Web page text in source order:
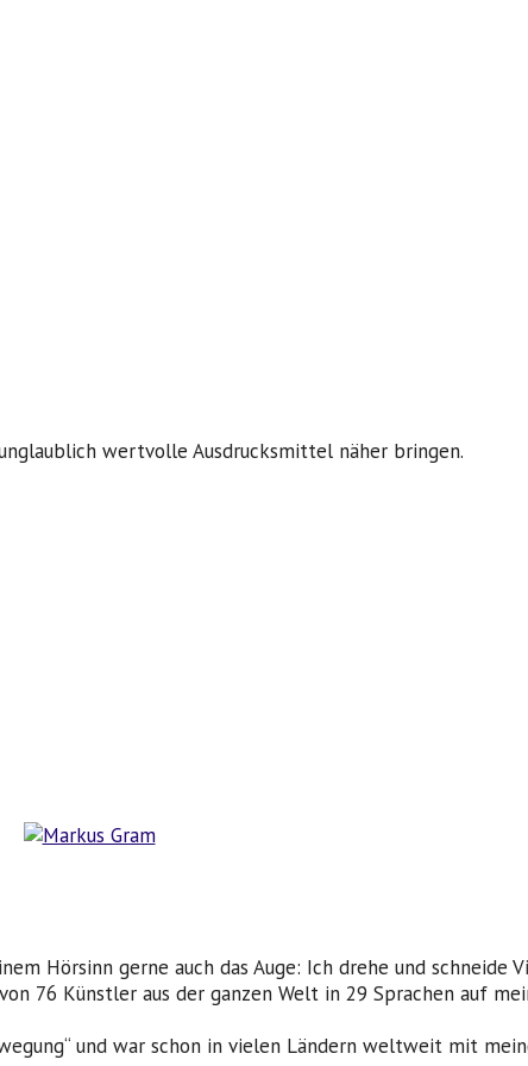
wertvolle Ausdrucksmittel näher bringen.
Hörsinn gerne auch das Auge: Ich drehe und schneide
76 Künstler aus der ganzen Welt in 29 Sprachen auf
und war schon in vielen Ländern weltweit mit